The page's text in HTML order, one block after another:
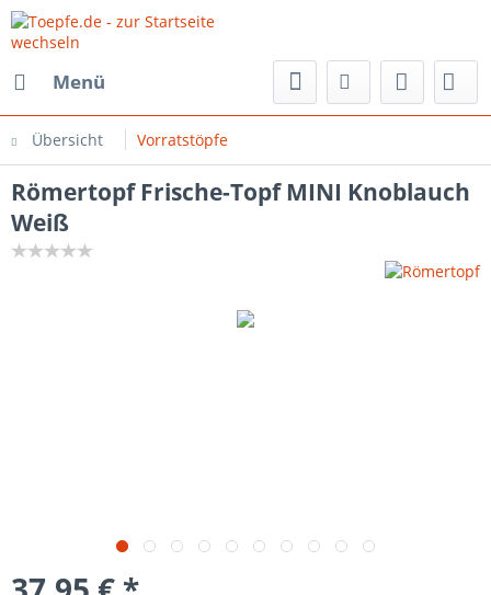
Menü
Übersicht Vorratstöpfe
Römertopf Frische-Topf MINI Knoblauch
Weiß